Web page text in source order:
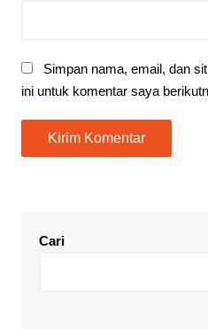
Simpan nama, email, dan
ini untuk komentar saya
Cari